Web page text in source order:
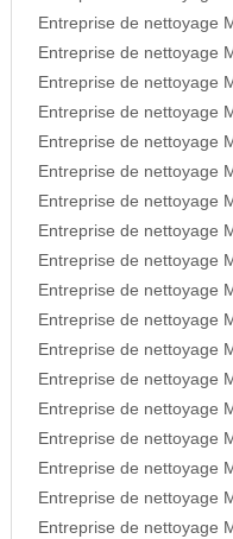
Entreprise de nettoyage
Entreprise de nettoyage
Entreprise de nettoyage
Entreprise de nettoyage
Entreprise de nettoyage
Entreprise de nettoyage
Entreprise de nettoyage
Entreprise de nettoyage
Entreprise de nettoyage
Entreprise de nettoyage
Entreprise de nettoyage
Entreprise de nettoyage
Entreprise de nettoyage
Entreprise de nettoyage
Entreprise de nettoyage
Entreprise de nettoyage
Entreprise de nettoyage
Entreprise de nettoyage